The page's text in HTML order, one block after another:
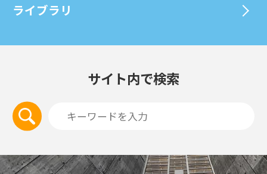
ライブラリ
サイト内で検索